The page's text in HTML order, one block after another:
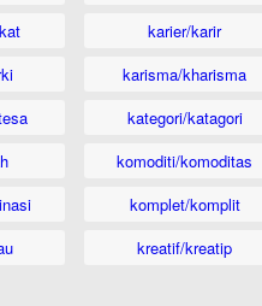
karier/karir
karisma/kharisma
kategori/katagori
komoditi/komoditas
komplet/komplit
kreatif/kreatip